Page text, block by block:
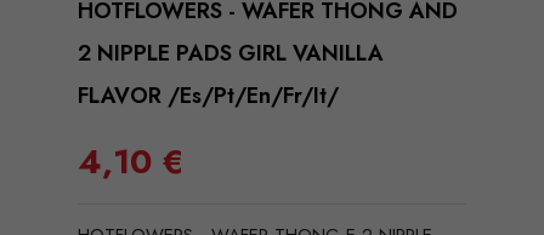
HOTFLOWERS - WAFER THONG AND
2 NIPPLE PADS GIRL VANILLA
FLAVOR /es/pt/en/fr/it/
4,10 €